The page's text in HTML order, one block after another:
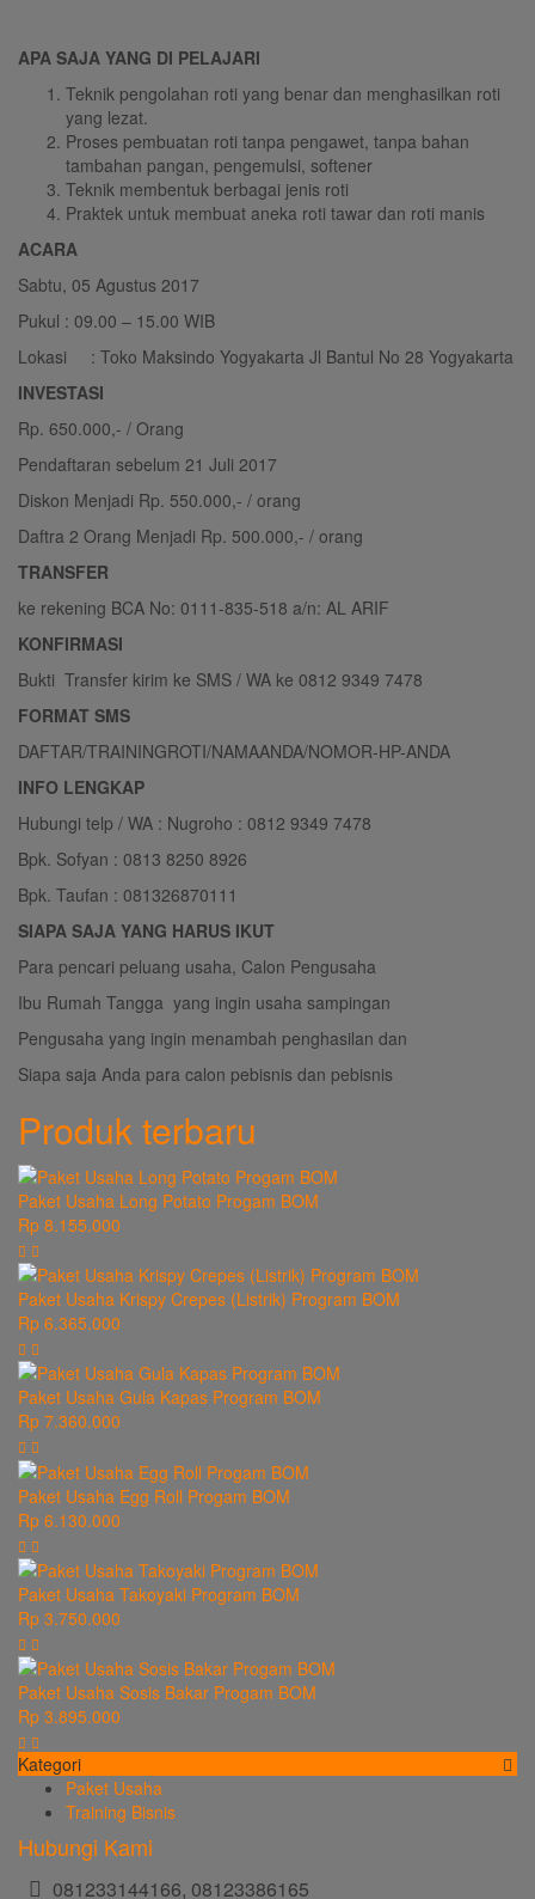
APA SAJA YANG DI PELAJARI
Teknik pengolahan roti yang benar dan menghasilkan roti
yang lezat.
Proses pembuatan roti tanpa pengawet, tanpa bahan
tambahan pangan, pengemulsi, softener
Teknik membentuk berbagai jenis roti
Praktek untuk membuat aneka roti tawar dan roti manis
ACARA
Sabtu, 05 Agustus 2017
Pukul : 09.00 – 15.00 WIB
Lokasi : Toko Maksindo Yogyakarta Jl Bantul No 28 Yogyakarta
INVESTASI
Rp. 650.000,- / Orang
Pendaftaran sebelum 21 Juli 2017
Diskon Menjadi Rp. 550.000,- / orang
Daftra 2 Orang Menjadi Rp. 500.000,- / orang
TRANSFER
ke rekening BCA No: 0111-835-518 a/n: AL ARIF
KONFIRMASI
Bukti Transfer kirim ke SMS / WA ke 0812 9349 7478
FORMAT SMS
DAFTAR/TRAININGROTI/NAMAANDA/NOMOR-HP-ANDA
INFO LENGKAP
Hubungi telp / WA : Nugroho : 0812 9349 7478
Bpk. Sofyan : 0813 8250 8926
Bpk. Taufan : 081326870111
SIAPA SAJA YANG HARUS IKUT
Para pencari peluang usaha, Calon Pengusaha
Ibu Rumah Tangga yang ingin usaha sampingan
Pengusaha yang ingin menambah penghasilan dan
Siapa saja Anda para calon pebisnis dan pebisnis
Produk terbaru
Paket Usaha Long Potato Progam BOM
Rp 8.155.000
Paket Usaha Krispy Crepes (Listrik) Program BOM
Rp 6.365.000
Paket Usaha Gula Kapas Program BOM
Rp 7.360.000
Paket Usaha Egg Roll Progam BOM
Rp 6.130.000
Paket Usaha Takoyaki Program BOM
Rp 3.750.000
Paket Usaha Sosis Bakar Progam BOM
Rp 3.895.000
Kategori
Paket Usaha
Training Bisnis
Hubungi Kami
081233144166, 08123386165